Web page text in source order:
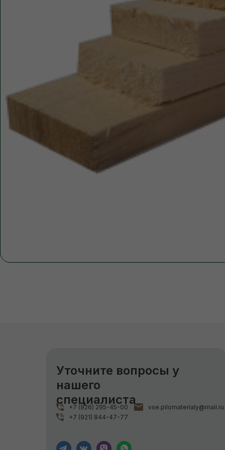
Уточните вопросы у
нашего
специалиста
vse.pilomaterialy@mail.ru
+7 (921) 844-47-77
+7 (926) 295-45-00